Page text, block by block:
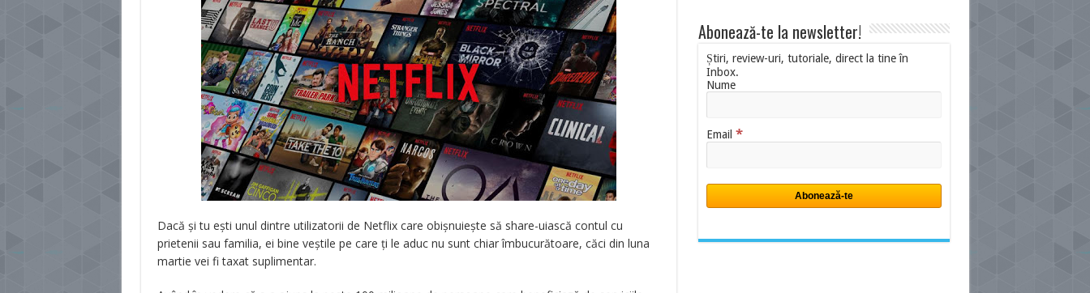
Dacă și tu ești unul dintre utilizatorii de Netflix care obișnuiește să share-uiască contul cu
prietenii sau familia, ei bine veștile pe care ți le aduc nu sunt chiar îmbucurătoare, căci din luna
martie vei fi taxat suplimentar.
Abonează-te la newsletter!
Știri, review-uri, tutoriale, direct la tine în
Inbox.
Nume
Email *